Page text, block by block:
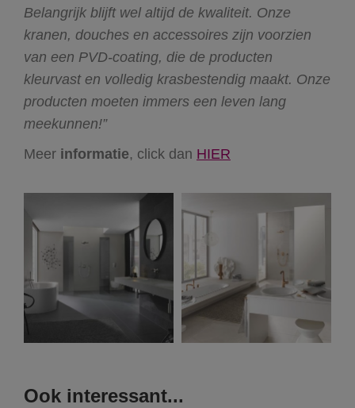
Belangrijk blijft wel altijd de kwaliteit. Onze
kranen, douches en accessoires zijn voorzien
van een PVD-coating, die de producten
kleurvast en volledig krasbestendig maakt. Onze
producten moeten immers een leven lang
meekunnen!”
Meer informatie, click dan HIER
Ook interessant...